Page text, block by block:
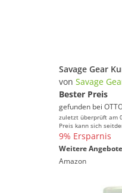
von Savage
Bester Preis
gefunden bei
zuletzt überprüft am
Preis kann sich
9% Ersparnis
Weitere
Amazon